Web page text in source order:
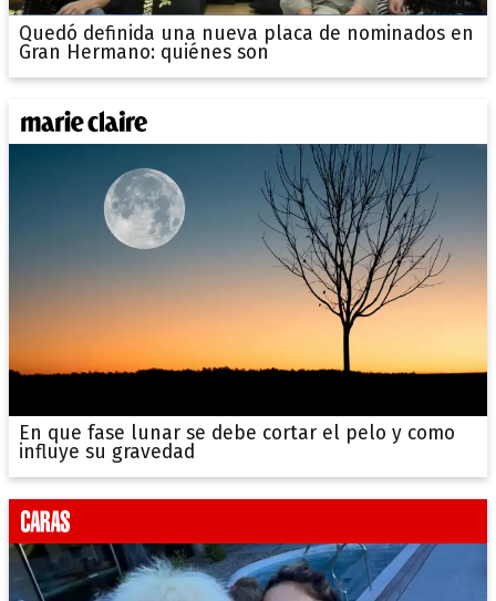
Quedó definida una nueva placa de nominados en
Gran Hermano: quiénes son
En que fase lunar se debe cortar el pelo y como
influye su gravedad